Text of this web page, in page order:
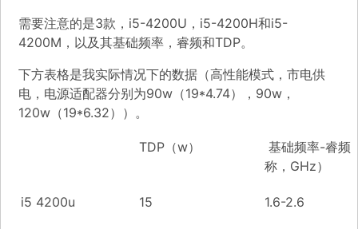
需要注意的是3款，i5-4200U，i5-4200H和i5-
4200M，以及其基础频率，睿频和TDP。
下方表格是我实际情况下的数据（高性能模式，市电供
电，电源适配器分别为90w（19*4.74），90w，
120w（19*6.32））。
TDP（w）
基础频率-睿频
称，GHz）
i5 4200u 15 1.6-2.6